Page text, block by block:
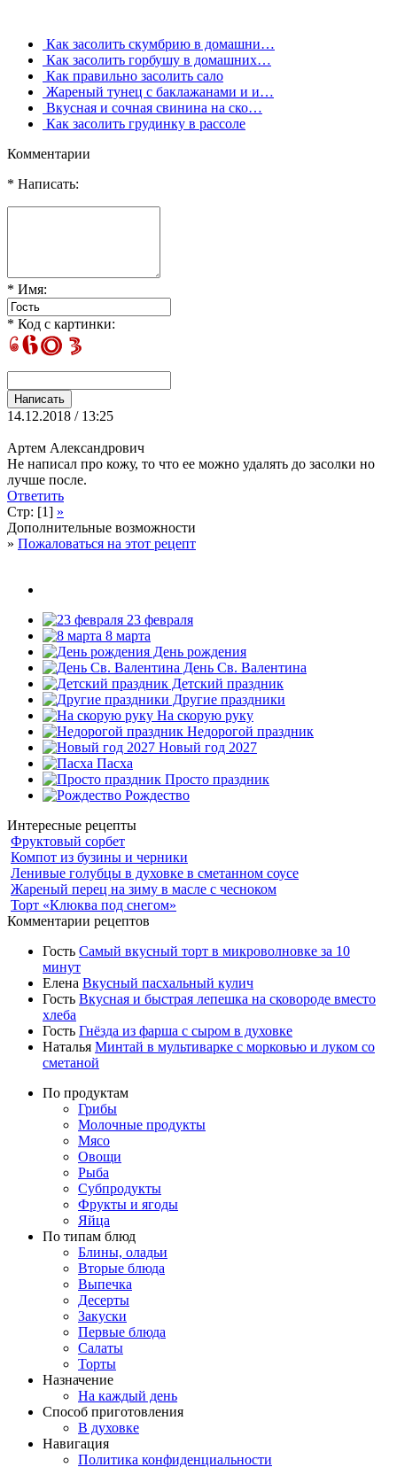
Как засолить скумбрию в домашни…
Как засолить горбушу в домашних…
Как правильно засолить сало
Жареный тунец с баклажанами и и…
Вкусная и сочная свинина на ско…
Как засолить грудинку в рассоле
Комментарии
* Написать:
* Имя:
* Код с картинки:
14.12.2018 / 13:25
Артем Александрович
Не написал про кожу, то что ее можно удалять до засолки но
лучше после.
Ответить
Стр: [1] »
Дополнительные возможности
» Пожаловаться на этот рецепт
23 февраля
8 марта
День рождения
День Св. Валентина
Детский праздник
Другие праздники
На скорую руку
Недорогой праздник
Новый год 2027
Пасха
Просто праздник
Рождество
Интересные рецепты
Фруктовый сорбет
Компот из бузины и черники
Ленивые голубцы в духовке в сметанном соусе
Жареный перец на зиму в масле с чесноком
Торт «Клюква под снегом»
Комментарии рецептов
Гость Самый вкусный торт в микроволновке за 10
минут
Елена Вкусный пасхальный кулич
Гость Вкусная и быстрая лепешка на сковороде вместо
хлеба
Гость Гнёзда из фарша с сыром в духовке
Наталья Минтай в мультиварке с морковью и луком со
сметаной
По продуктам
Грибы
Молочные продукты
Мясо
Овощи
Рыба
Субпродукты
Фрукты и ягоды
Яйца
По типам блюд
Блины, оладьи
Вторые блюда
Выпечка
Десерты
Закуски
Первые блюда
Салаты
Торты
Назначение
На каждый день
Способ приготовления
В духовке
Навигация
Политика конфиденциальности